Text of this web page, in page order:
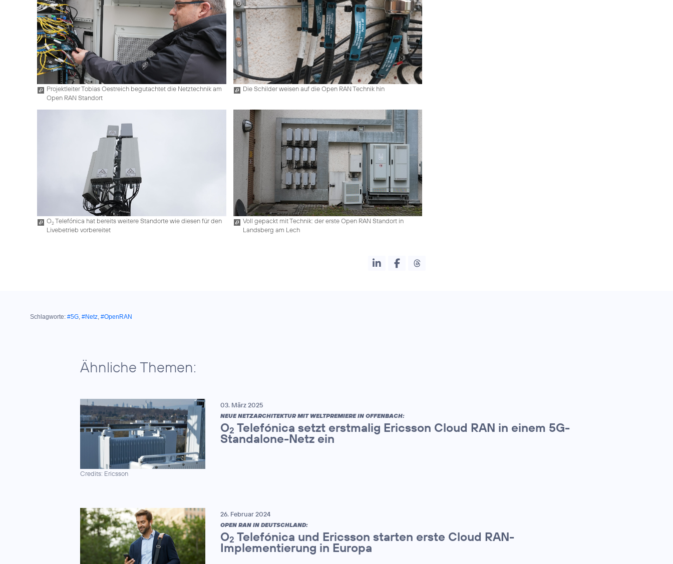
Projektleiter Tobias Oestreich begutachtet die Netztechnik am
Open RAN Standort
Die Schilder weisen auf die Open RAN Technik hin
O2Telefónica hat bereits weitere Standorte wie diesen für den
Livebetrieb vorbereitet
Voll gepackt mit Technik: der erste Open RAN Standort in
Landsberg am Lech
Schlagworte: #5G #Netz #OpenRAN
Ähnliche Themen:
Credits: Ericsson
03. März 2025
NEUE NETZARCHITEKTUR MIT WELTPREMIERE IN OFFENBACH:
O2 Telefónica setzt erstmalig Ericsson Cloud RAN in einem 5G-
Standalone-Netz ein
26. Februar 2024
OPEN RAN IN DEUTSCHLAND:
O2 Telefónica und Ericsson starten erste Cloud RAN-
Implementierung in Europa